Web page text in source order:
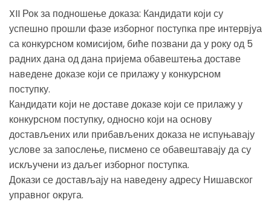
XII Рок за подношење доказа: Кандидати који су
успешно прошли фазе изборног поступка пре интервјуа
са конкурсном комисијом, биће позвани да у року од 5
радних дана од дана пријема обавештења доставе
наведене доказе који се прилажу у конкурсном
поступку.
Кандидати који не доставе доказе који се прилажу у
конкурсном поступку, односно који на основу
достављених или прибављених доказа не испуњавају
услове за запослење, писмено се обавештавају да су
искључени из даљег изборног поступка.
Докази се достављају на наведену адресу Нишавског
управног округа.